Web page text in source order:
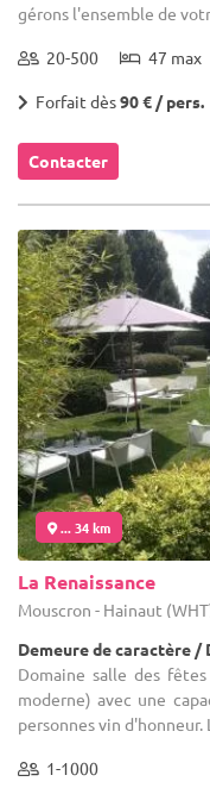
gérons l'ensemble de
20-500 47 max
Forfait dès90 € / pers.
Contacter
... 34 km
La Renaissance
Mouscron - Hainaut
Demeure de caractère /
Domaine salle des
moderne) avec une
personnes vin d'honneur.
1-1000